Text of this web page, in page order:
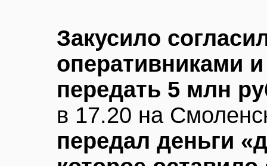
Закусило
оперативниками
передать 5 млн
в 17.20 на
передал деньги